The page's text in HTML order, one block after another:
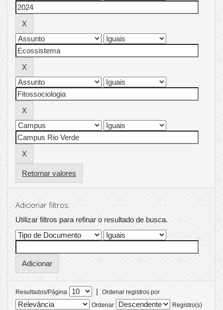
Retornar valores
Adicionar filtros:
Utilizar filtros para refinar o resultado de busca.
Resultados/Página |
Ordenar registros por
Ordenar
Registro(s)